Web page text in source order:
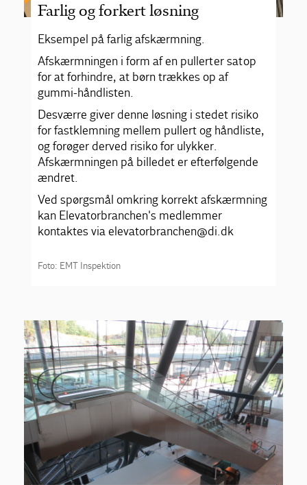
Farlig og forkert løsning
Eksempel på farlig afskærmning.
Afskærmningen i form af en pullert er sat op
for at forhindre, at børn trækkes op af
gummi-håndlisten.
Desværre giver denne løsning i stedet risiko
for fastklemning mellem pullert og håndliste,
og forøger derved risiko for ulykker.
Afskærmningen på billedet er efterfølgende
ændret.
Ved spørgsmål omkring korrekt afskærmning
kan Elevatorbranchen's medlemmer
kontaktes via elevatorbranchen@di.dk
Foto: EMT Inspektion